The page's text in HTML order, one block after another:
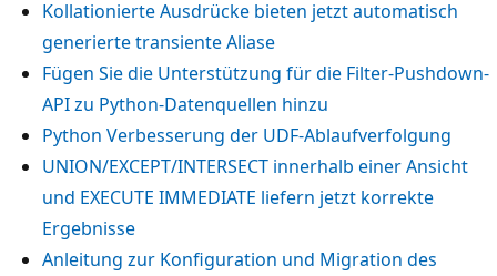
Kollationierte Ausdrücke bieten jetzt automatisch
generierte transiente Aliase
Fügen Sie die Unterstützung für die Filter-Pushdown-
API zu Python-Datenquellen hinzu
Python Verbesserung der UDF-Ablaufverfolgung
UNION/EXCEPT/INTERSECT innerhalb einer Ansicht
und EXECUTE IMMEDIATE liefern jetzt korrekte
Ergebnisse
Anleitung zur Konfiguration und Migration des